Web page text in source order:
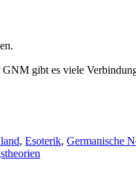
gibt es viele
, Esoterik, Germanische